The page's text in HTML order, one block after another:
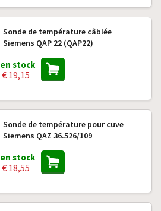
Sonde de température câblée
Siemens QAP 22 (QAP22)
en stock
€ 19,15
Sonde de température pour cuve
Siemens QAZ 36.526/109
en stock
€ 18,55